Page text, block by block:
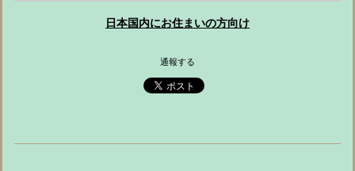
日本国内にお住まいの方向け
通報する